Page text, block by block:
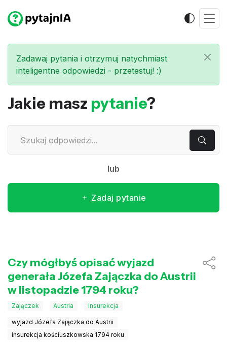
Zadawaj pytania i otrzymuj natychmiast
inteligentne odpowiedzi - przetestuj! :)
Jakie masz pytanie?
lub
Zadaj pytanie
Czy mógłbyś opisać wyjazd
generała Józefa Zajączka do Austrii
w listopadzie 1794 roku?
Zajączek Austria Insurekcja
wyjazd Józefa Zajączka do Austrii
insurekcja kościuszkowska 1794 roku